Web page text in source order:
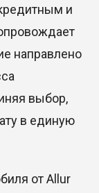
и
направлено
выбор,
в единую
от Allur